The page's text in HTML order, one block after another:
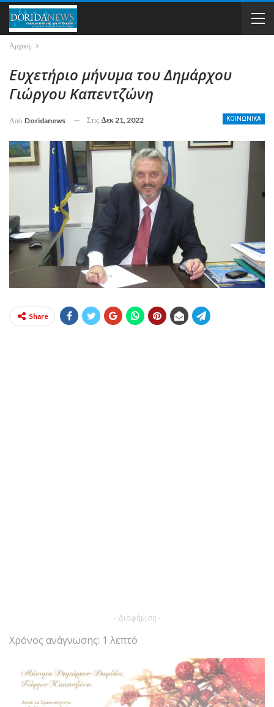
Αρχική
Ευχετήριο μήνυμα του Δημάρχου
Γιώργου Καπεντζώνη
ΚΟΙΝΩΝΙΚΑ
Από Doridanews Στις Δεκ 21, 2022
Share
- Διαφήμιση -
Χρόνος ανάγνωσης: 1 λεπτό